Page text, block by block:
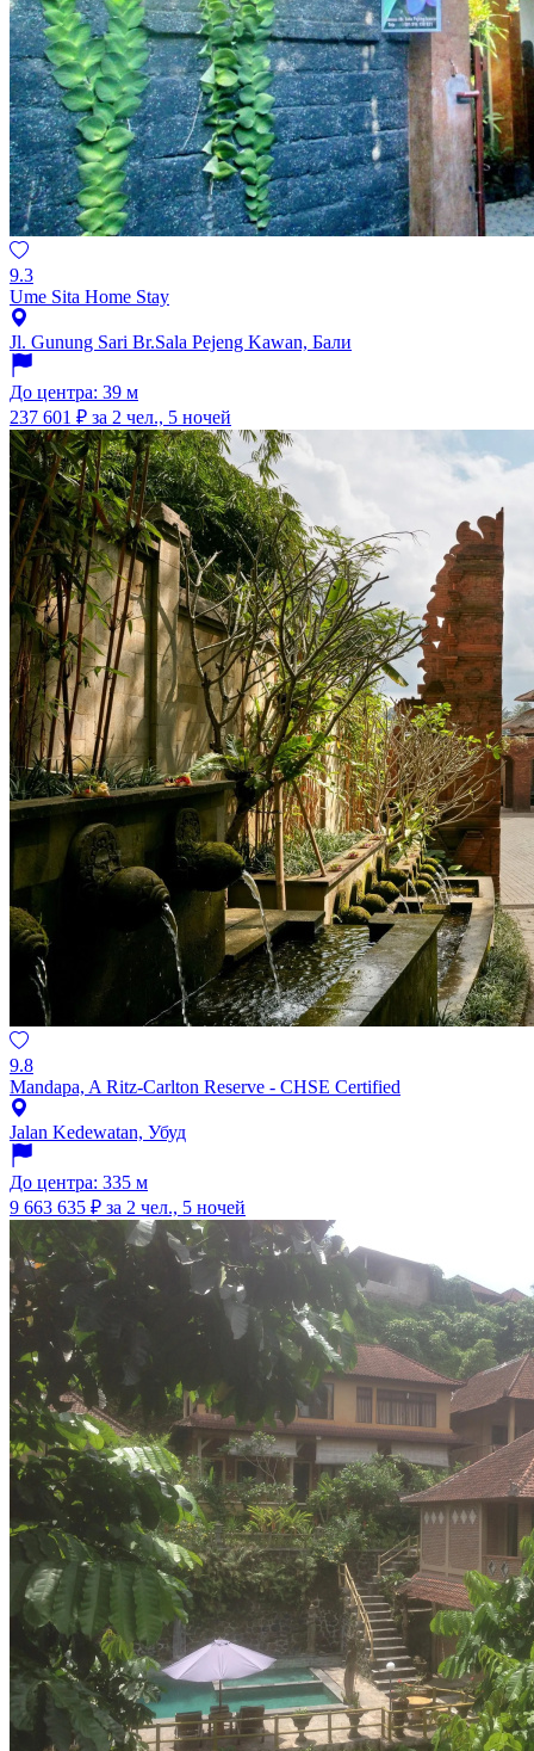
9.3
Ume Sita Home Stay
Jl. Gunung Sari Br.Sala Pejeng Kawan, Бали
До центра: 39 м
237 601 ₽ за 2 чел., 5 ночей
9.8
Mandapa, A Ritz-Carlton Reserve - CHSE Certified
Jalan Kedewatan, Убуд
До центра: 335 м
9 663 635 ₽ за 2 чел., 5 ночей